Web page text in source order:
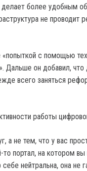
делает более удобным
не проводит
с помощью
Дальше он добавил, что
всего заняться
работы
а не тем, что у вас
то портал, на котором
нейтральна, она не